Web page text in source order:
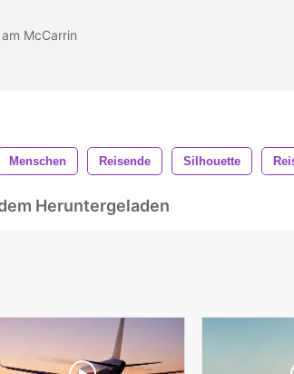
McCarrin
Menschen Reisende Silhouette
Heruntergeladen